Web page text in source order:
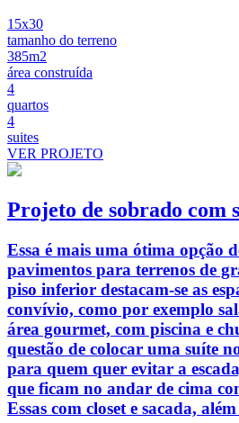
15x30
tamanho do terreno
385m2
área construída
4
quartos
4
suites
VER PROJETO
Projeto de sobrado com
Essa é mais uma ótima opção
pavimentos para terrenos de
piso inferior destacam-se as
convívio, como por exemplo
área gourmet, com piscina e
questão de colocar uma suíte
para quem quer evitar a
que ficam no andar de cima
Essas com closet e sacada,